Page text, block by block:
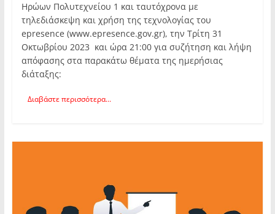
Ηρώων Πολυτεχνείου 1 και ταυτόχρονα με
τηλεδιάσκεψη και χρήση της τεχνολογίας του
epresence (www.epresence.gov.gr), την Τρίτη 31
Οκτωβρίου 2023 και ώρα 21:00 για συζήτηση και λήψη
απόφασης στα παρακάτω θέματα της ημερήσιας
διάταξης:
Διαβάστε περισσότερα...